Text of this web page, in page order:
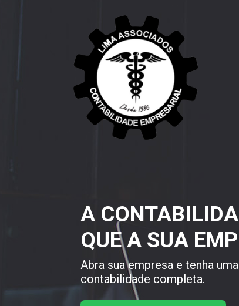
A
QUE A SUA
Abra sua empresa e tenha uma
contabilidade completa.